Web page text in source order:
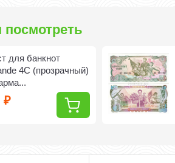
для банкнот
4C (прозрачный)
₽